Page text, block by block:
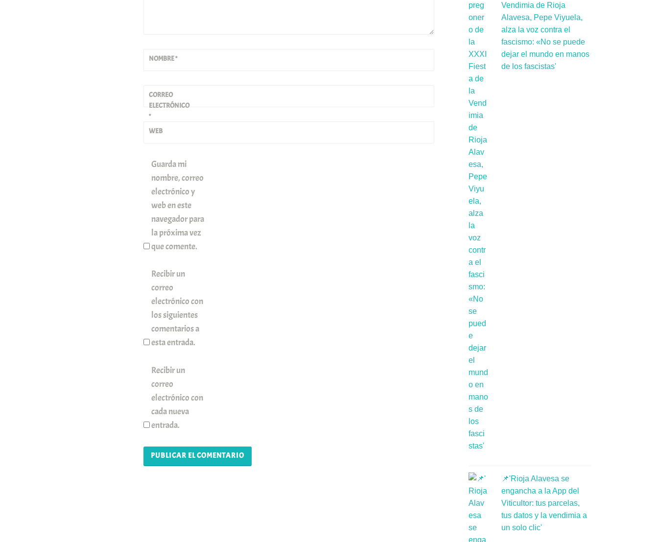
NOMBRE*
CORREO
ELECTRÓNICO
*
WEB
Guarda mi
nombre, correo
electrónico y
web en este
navegador para
la próxima vez
que comente.
Recibir un
correo
electrónico con
los siguientes
comentarios a
esta entrada.
Recibir un
correo
electrónico con
cada nueva
entrada.
Vendimia de Rioja
Alavesa, Pepe Viyuela,
alza la voz contra el
fascismo: «No se puede
dejar el mundo en manos
de los fascistas'
📌'Rioja Alavesa se
engancha a la App del
Viticultor: tus parcelas,
tus datos y la vendimia a
un solo clic'